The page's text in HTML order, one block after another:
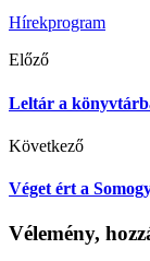
Hírekprogram
Előző
Leltár a
Következő
Véget ért a
Vélemény,